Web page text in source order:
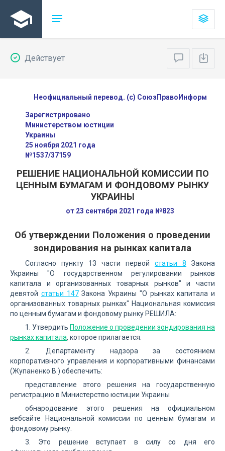
Действует
Неофициальный перевод. (с) СоюзПравоИнформ
Зарегистрировано
Министерством юстиции
Украины
25 ноября 2021 года
№1537/37159
РЕШЕНИЕ НАЦИОНАЛЬНОЙ КОМИССИИ ПО
ЦЕННЫМ БУМАГАМ И ФОНДОВОМУ РЫНКУ
УКРАИНЫ
от 23 сентября 2021 года №823
Об утверждении Положения о проведении
зондирования на рынках капитала
Согласно пункту 13 части первой статьи 8 Закона
Украины "О государственном регулировании рынков
капитала и организованных товарных рынков" и части
девятой статьи 147Закона Украины "О рынках капитала и
организованных товарных рынках" Национальная комиссия
по ценным бумагам и фондовому рынку РЕШИЛА:
1. Утвердить Положение о проведении зондирования на
рынках капитала, которое прилагается.
2. Департаменту надзора за состоянием
корпоративного управления и корпоративными финансами
(Жупаненко В.) обеспечить:
представление этого решения на государственную
регистрацию в Министерство юстиции Украины
обнародование этого решения на официальном
вебсайте Национальной комиссии по ценным бумагам и
фондовому рынку.
3. Это решение вступает в силу со дня его